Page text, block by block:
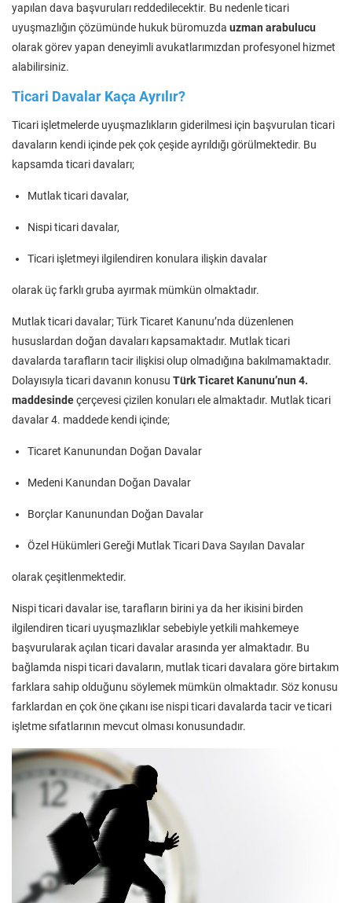
yapılan dava başvuruları reddedilecektir. Bu nedenle ticari
uyuşmazlığın çözümünde hukuk büromuzda uzman arabulucu
olarak görev yapan deneyimli avukatlarımızdan profesyonel hizmet
alabilirsiniz.
Ticari Davalar Kaça Ayrılır?
Ticari işletmelerde uyuşmazlıkların giderilmesi için başvurulan ticari
davaların kendi içinde pek çok çeşide ayrıldığı görülmektedir. Bu
kapsamda ticari davaları;
Mutlak ticari davalar,
Nispi ticari davalar,
Ticari işletmeyi ilgilendiren konulara ilişkin davalar
olarak üç farklı gruba ayırmak mümkün olmaktadır.
Mutlak ticari davalar; Türk Ticaret Kanunu’nda düzenlenen
hususlardan doğan davaları kapsamaktadır. Mutlak ticari
davalarda tarafların tacir ilişkisi olup olmadığına bakılmamaktadır.
Dolayısıyla ticari davanın konusu Türk Ticaret Kanunu’nun 4.
maddesindeçerçevesi çizilen konuları ele almaktadır. Mutlak ticari
davalar 4. maddede kendi içinde;
Ticaret Kanunundan Doğan Davalar
Medeni Kanundan Doğan Davalar
Borçlar Kanunundan Doğan Davalar
Özel Hükümleri Gereği Mutlak Ticari Dava Sayılan Davalar
olarak çeşitlenmektedir.
Nispi ticari davalar ise, tarafların birini ya da her ikisini birden
ilgilendiren ticari uyuşmazlıklar sebebiyle yetkili mahkemeye
başvurularak açılan ticari davalar arasında yer almaktadır. Bu
bağlamda nispi ticari davaların, mutlak ticari davalara göre birtakım
farklara sahip olduğunu söylemek mümkün olmaktadır. Söz konusu
farklardan en çok öne çıkanı ise nispi ticari davalarda tacir ve ticari
işletme sıfatlarının mevcut olması konusundadır.